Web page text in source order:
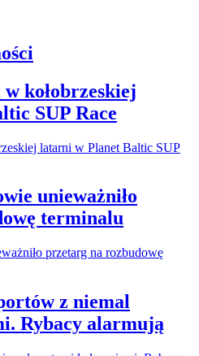
kołobrzeskiej
SUP Race
unieważniło
terminalu
z niemal
Rybacy alarmują